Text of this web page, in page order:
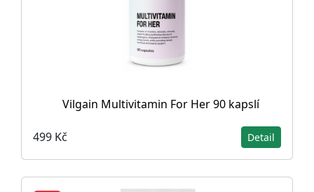
Vilgain Multivitamin For Her 90 kapslí
499 Kč Detail